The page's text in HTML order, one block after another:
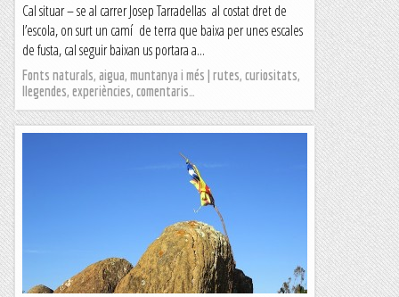
Cal situar – se al carrer Josep Tarradellas al costat dret de
l’escola, on surt un camí de terra que baixa per unes escales
de fusta, cal seguir baixan us portara a...
Fonts naturals, aigua, muntanya i més | rutes, curiositats,
llegendes, experiències, comentaris…